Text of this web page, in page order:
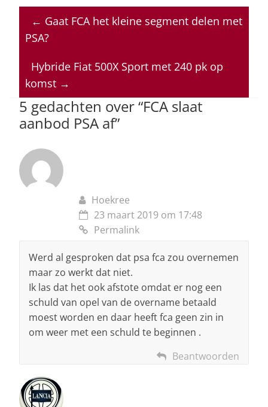
at
s
p
p
c
e
o
o
k
k
e
n
re
a
s
ai
l
← Gaat FCA het kleine segment delen met
PSA?
Hybride Fiat 500X Sport met 240 pk op
komst →
5 gedachten over “FCA slaat
aanbod PSA af”
Hoekree
23 maart 2019 om 17:48
Permalink
Werd al gesproken dat psa fca zou overnemen
maar zo werkt dat niet.
Ik las dat het ook afstote omdat er nog een
schuld van opel van de overname betaald
moest worden en daar heeft fca geen zin in
om weer met een schuld te beginnen .
Beantwoorden